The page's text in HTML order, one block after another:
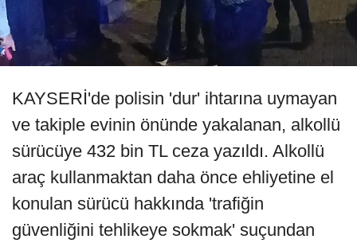
KAYSERİ'de polisin 'dur' ihtarına uymayan
ve takiple evinin önünde yakalanan, alkollü
sürücüye 432 bin TL ceza yazıldı. Alkollü
araç kullanmaktan daha önce ehliyetine el
konulan sürücü hakkında 'trafiğin
güvenliğini tehlikeye sokmak' suçundan